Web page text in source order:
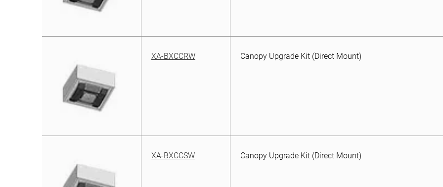
XA-BXCCRW Canopy Upgrade Kit (Direct Mount)
XA-BXCCSW Canopy Upgrade Kit (Direct Mount)